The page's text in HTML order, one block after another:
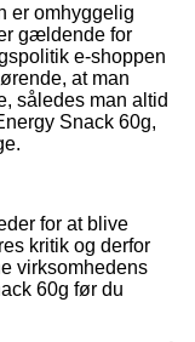
er omhyggelig
gældende for
e-shoppen
at man
således man altid
Snack 60g,
for at blive
kritik og derfor
virksomhedens
60g før du